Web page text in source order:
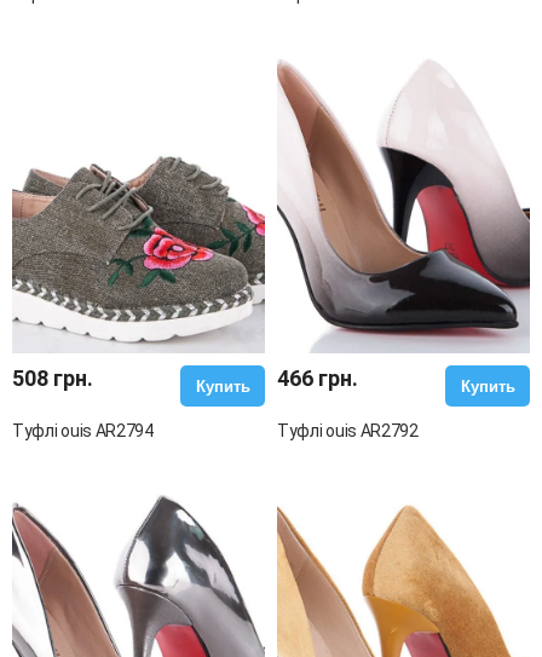
508 грн. Купить
Туфлі ouis AR2794
466 грн. Купить
Туфлі ouis AR2792